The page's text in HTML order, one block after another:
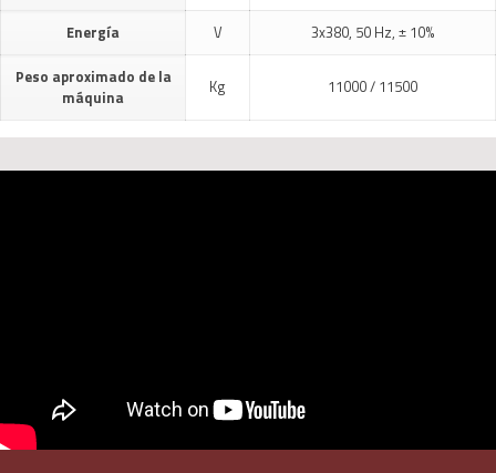
Energía
V
3x380, 50 Hz, ± 10%
Peso aproximado de la
máquina
Kg 11000 / 11500